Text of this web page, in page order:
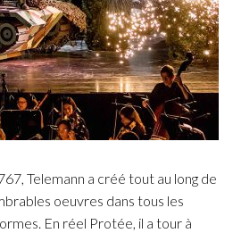
Telemann a créé tout au long de
oeuvres dans tous les
En réel Protée, il a tour à